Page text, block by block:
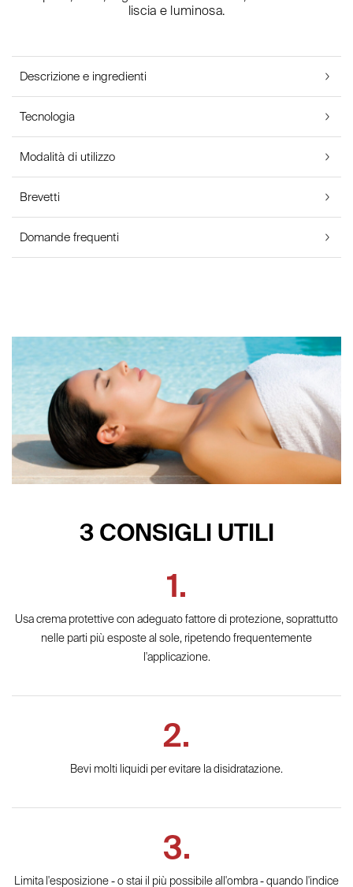
liscia e luminosa.
Descrizione e ingredienti
Tecnologia
Modalità di utilizzo
Brevetti
Domande frequenti
3 CONSIGLI UTILI
Usa crema protettive con adeguato fattore di protezione, soprattutto
nelle parti più esposte al sole, ripetendo frequentemente
l'applicazione.
Bevi molti liquidi per evitare la disidratazione.
Limita l'esposizione - o stai il più possibile all'ombra - quando l'indice